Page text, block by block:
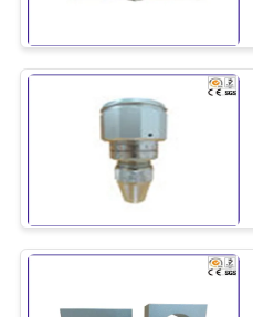
MẬTMáy thử
Máy sưởi